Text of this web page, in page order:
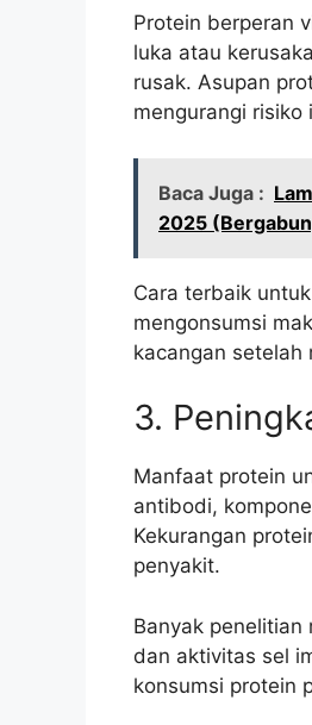
Protein berperan
luka atau
rusak. Asupan
mengurangi risiko
Baca Juga :
2025
Cara terbaik
mengonsumsi
kacangan setelah
3.
Manfaat protein
antibodi,
Kekurangan
penyakit.
Banyak penelitian
dan aktivitas sel
konsumsi protein